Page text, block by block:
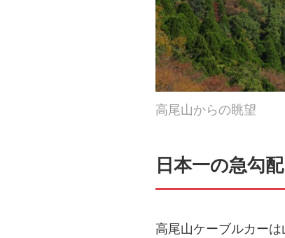
高尾山からの眺望
日本一の急勾
高尾山ケーブルカー